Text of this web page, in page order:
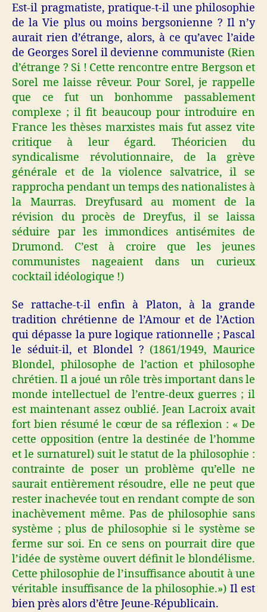
Est-il pragmatiste, pratique-t-il une philosophie
de la Vie plus ou moins bergsonienne ? Il n’y
aurait rien d’étrange, alors, à ce qu’avec l’aide
de Georges Sorel il devienne communiste (Rien
d’étrange ? Si ! Cette rencontre entre Bergson et
Sorel me laisse rêveur. Pour Sorel, je rappelle
que ce fut un bonhomme passablement
complexe ; il fit beaucoup pour introduire en
France les thèses marxistes mais fut assez vite
critique à leur égard. Théoricien du
syndicalisme révolutionnaire, de la grève
générale et de la violence salvatrice, il se
rapprocha pendant un temps des nationalistes à
la Maurras. Dreyfusard au moment de la
révision du procès de Dreyfus, il se laissa
séduire par les immondices antisémites de
Drumond. C’est à croire que les jeunes
communistes nageaient dans un curieux
cocktail idéologique !)
Se rattache-t-il enfin à Platon, à la grande
tradition chrétienne de l’Amour et de l’Action
qui dépasse la pure logique rationnelle ; Pascal
le séduit-il, et Blondel ? (1861/1949, Maurice
Blondel, philosophe de l’action et philosophe
chrétien. Il a joué un rôle très important dans le
monde intellectuel de l’entre-deux guerres ; il
est maintenant assez oublié. Jean Lacroix avait
fort bien résumé le cœur de sa réflexion : « De
cette opposition (entre la destinée de l’homme
et le surnaturel) suit le statut de la philosophie :
contrainte de poser un problème qu’elle ne
saurait entièrement résoudre, elle ne peut que
rester inachevée tout en rendant compte de son
inachèvement même. Pas de philosophie sans
système ; plus de philosophie si le système se
ferme sur soi. En ce sens on pourrait dire que
l’idée de système ouvert définit le blondélisme.
Cette philosophie de l’insuffisance aboutit à une
véritable insuffisance de la philosophie.») Il est
bien près alors d’être Jeune-Républicain.